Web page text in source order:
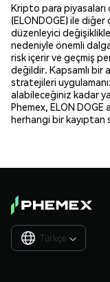
Kripto para piyasaları
(ELONDOGE) ile diğer
düzenleyici
nedeniyle önemli
risk içerir ve geçmiş
değildir. Kapsamlı bir
stratejileri
alabileceğiniz kadar
Phemex, ELON DOGE
herhangi bir kayıptan
Türkçe 